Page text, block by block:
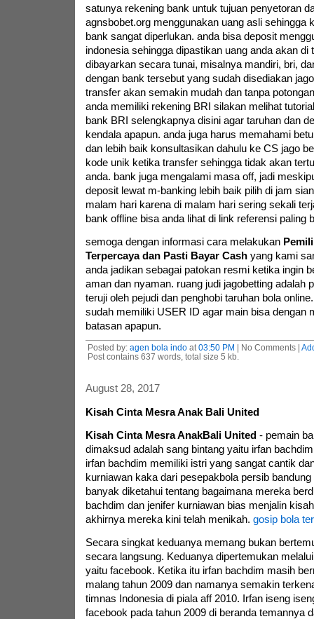
satunya rekening bank untuk tujuan penyetoran
agnsbobet.org menggunakan uang asli sehingga
bank sangat diperlukan. anda bisa deposit
indonesia sehingga dipastikan uang anda akan di
dibayarkan secara tunai, misalnya mandiri, bri,
dengan bank tersebut yang sudah disediakan
transfer akan semakin mudah dan tanpa
anda memiliki rekening BRI silakan melihat
bank BRI selengkapnya disini agar taruhan dan
kendala apapun. anda juga harus memahami
dan lebih baik konsultasikan dahulu ke CS jago
kode unik ketika transfer sehingga tidak akan
anda. bank juga mengalami masa off, jadi
deposit lewat m-banking lebih baik pilih di jam
malam hari karena di malam hari sering sekali
bank offline bisa anda lihat di link referensi paling
semoga dengan informasi cara melakukan
Terpercaya dan Pasti Bayar Cashyang kami
anda jadikan sebagai patokan resmi ketika ingin
aman dan nyaman. ruang judi jagobetting adalah
teruji oleh pejudi dan penghobi taruhan bola
sudah memiliki USER ID agar main bisa dengan
batasan apapun.
Posted by: agen bola indoat 03:50 PM | No Comments |
Post contains 637 words, total size 5 kb.
August 28, 2017
Kisah Cinta Mesra Anak Bali United
Kisah Cinta Mesra AnakBali United- pemain
dimaksud adalah sang bintang yaitu irfan
irfan bachdim memiliki istri yang sangat cantik
kurniawan kaka dari pesepakbola persib
banyak diketahui tentang bagaimana mereka
bachdim dan jenifer kurniawan bias menjalin
akhirnya mereka kini telah menikah. gosip bola
Secara singkat keduanya memang bukan
secara langsung. Keduanya dipertemukan
yaitu facebook. Ketika itu irfan bachdim masih
malang tahun 2009 dan namanya semakin
timnas Indonesia di piala aff 2010. Irfan iseng
facebook pada tahun 2009 di beranda temannya